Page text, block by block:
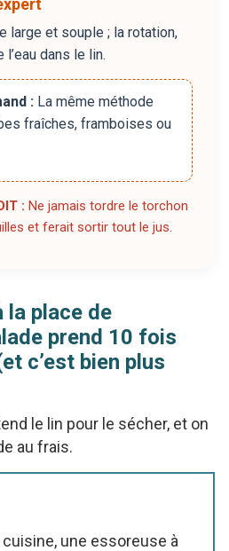
large et souple ; la rotation,
dans le lin.
: La même méthode
fraîches, framboises ou
: Ne jamais tordre le torchon
et ferait sortir tout le jus.
la place de
prend 10 fois
c’est bien plus
le lin pour le sécher, et on
au frais.
une essoreuse à